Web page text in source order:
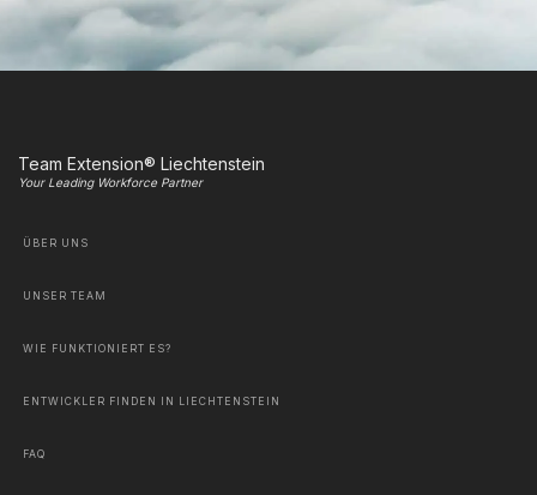
Team Extension® Liechtenstein
Your Leading Workforce Partner
ÜBER UNS
UNSER TEAM
WIE FUNKTIONIERT ES?
ENTWICKLER FINDEN IN LIECHTENSTEIN
FAQ